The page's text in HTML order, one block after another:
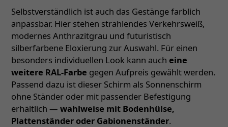
Selbstverständlich ist auch das Gestänge farblich
anpassbar. Hier stehen strahlendes Verkehrsweiß,
modernes Anthrazitgrau und futuristisch
silberfarbene Eloxierung zur Auswahl. Für einen
besonders individuellen Look kann auch eine
weitere RAL-Farbe gegen Aufpreis gewählt werden.
Passend dazu ist dieser Schirm als Sonnenschirm
ohne Ständer oder mit passender Befestigung
erhältlich — wahlweise mit Bodenhülse,
Plattenständer oder Gabionenständer.